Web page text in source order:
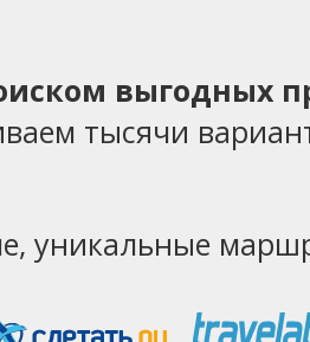
выгодных
тысячи
уникальные